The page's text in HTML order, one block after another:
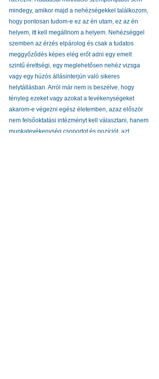
mindegy, amikor majd a nehézségekkel találkozom,
hogy pontosan tudom-e ez az én utam, ez az én
helyem, itt kell megállnom a helyem. Nehézséggel
szemben az érzés elpárolog és csak a tudatos
meggyőződés képes elég erőt adni egy emelt
szintű érettségi, egy meglehetősen nehéz vizsga
vagy egy húzós állásinterjún való sikeres
helytállásban. Arról már nem is beszélve, hogy
tényleg ezeket vagy azokat a tevékenységeket
akarom-e végezni egész életemben, azaz először
nem felsőoktatási intézményt kell választani, hanem
munkatevékenység csoportot és pozíciót, azt